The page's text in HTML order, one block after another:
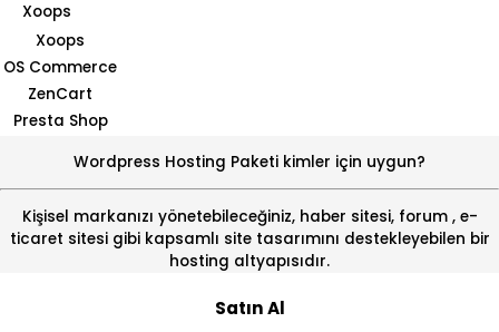
Xoops
Xoops
OS Commerce
ZenCart
Presta Shop
Wordpress Hosting Paketi kimler için uygun?
Kişisel markanızı yönetebileceğiniz, haber sitesi, forum , e-
ticaret sitesi gibi kapsamlı site tasarımını destekleyebilen bir
hosting altyapısıdır.
Satın Al